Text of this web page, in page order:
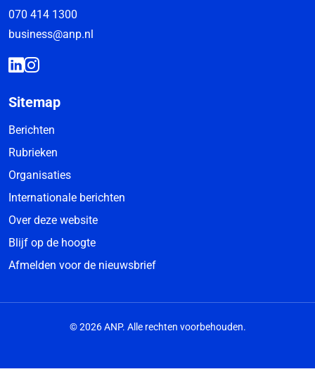
070 414 1300
business@anp.nl
Sitemap
Berichten
Rubrieken
Organisaties
Internationale berichten
Over deze website
Blijf op de hoogte
Afmelden voor de nieuwsbrief
© 2026 ANP. Alle rechten voorbehouden.